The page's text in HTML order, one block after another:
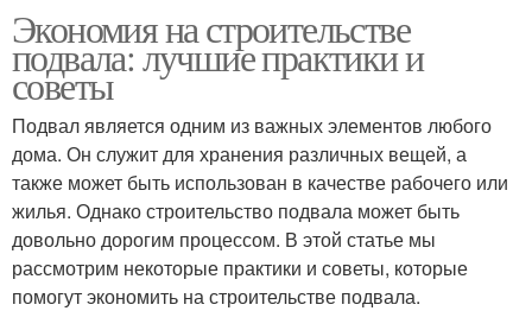
Экономия на строительстве
подвала: лучшие практики и
советы
Подвал является одним из важных элементов любого
дома. Он служит для хранения различных вещей, а
также может быть использован в качестве рабочего или
жилья. Однако строительство подвала может быть
довольно дорогим процессом. В этой статье мы
рассмотрим некоторые практики и советы, которые
помогут экономить на строительстве подвала.